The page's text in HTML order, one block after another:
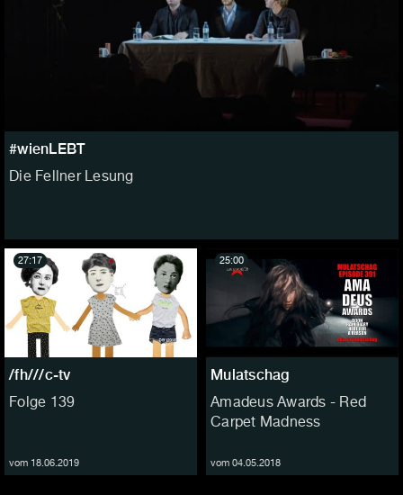
#wienLEBT
Die Fellner Lesung
/fh///c-tv
Folge 139
vom 18.06.2019
27:17
Mulatschag
Amadeus Awards - Red
Carpet Madness
vom 04.05.2018
25:00